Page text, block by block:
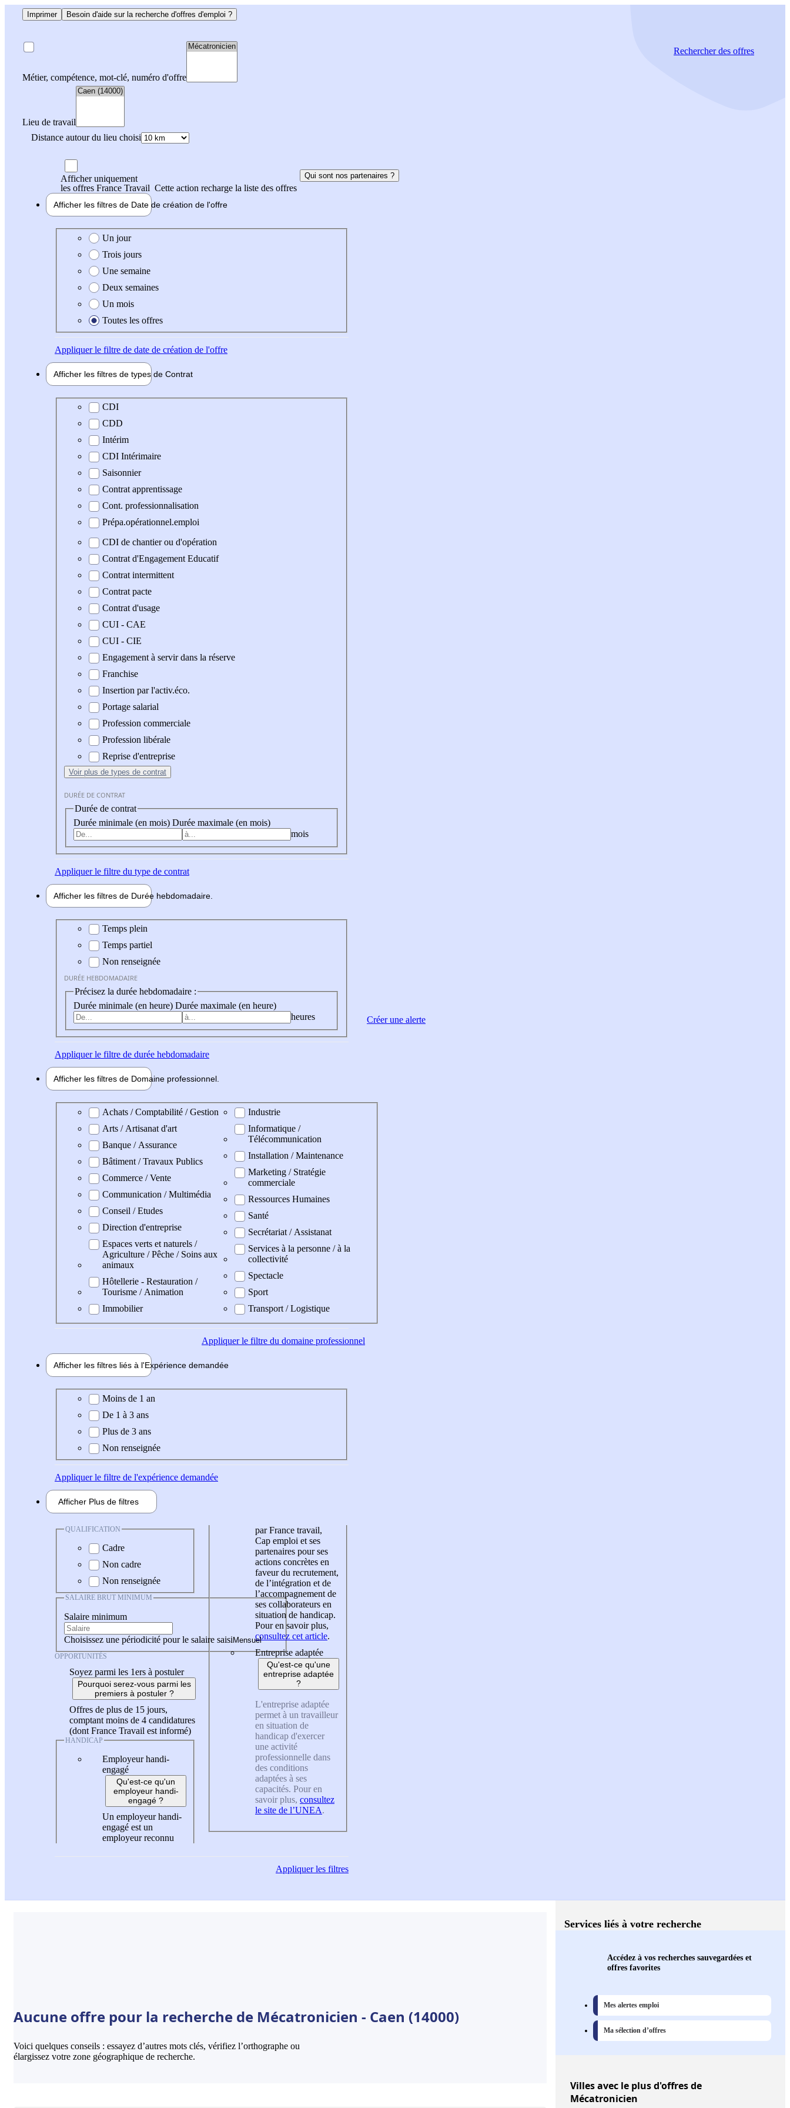
Imprimer Besoin d'aide sur la recherche d'offres d'emploi ?
Métier, compétence, mot-clé, numéro d'offre
Lieu de travail
Distance autour du lieu choisi
Rechercherdes offres
Afficher uniquement
les offres France Travail Cette action recharge la liste des offres
Qui sont nos partenaires ?
Afficher les filtres de Date de création de l'offre
Date de création de l'offre
Un jour
Trois jours
Une semaine
Deux semaines
Un mois
Toutes les offres
Appliquerle filtre de date de création de l'offre
Afficher les filtres de types de Contrat
Type de contrat
CDI
CDD
Intérim
CDI Intérimaire
Saisonnier
Contrat apprentissage
Cont. professionnalisation
Prépa.opérationnel.emploi
CDI de chantier ou d'opération
Contrat d'Engagement Educatif
Contrat intermittent
Contrat pacte
Contrat d'usage
CUI - CAE
CUI - CIE
Engagement à servir dans la réserve
Franchise
Insertion par l'activ.éco.
Portage salarial
Profession commerciale
Profession libérale
Reprise d'entreprise
Voir plus de types de contrat
DURÉE DE CONTRAT
Durée de contrat
Durée minimale (en mois) Durée maximale (en mois)
mois
Appliquerle filtre du type de contrat
Afficher les filtres de Durée hebdomadaire
Durée hebdomadaire
Temps plein
Temps partiel
Non renseignée
DURÉE HEBDOMADAIRE
Précisez la durée hebdomadaire :
Durée minimale (en heure) Durée maximale (en heure)
heures
Appliquerle filtre de durée hebdomadaire
Afficher les filtres de Domaine professionnel
Domaine professionel
Achats / Comptabilité / Gestion
Arts / Artisanat d'art
Banque / Assurance
Bâtiment / Travaux Publics
Commerce / Vente
Communication / Multimédia
Conseil / Etudes
Direction d'entreprise
Espaces verts et naturels /
Agriculture / Pêche / Soins aux
animaux
Hôtellerie - Restauration /
Tourisme / Animation
Immobilier
Industrie
Informatique /
Télécommunication
Installation / Maintenance
Marketing / Stratégie
commerciale
Ressources Humaines
Santé
Secrétariat / Assistanat
Services à la personne / à la
collectivité
Spectacle
Sport
Transport / Logistique
Appliquerle filtre du domaine professionnel
Afficher les filtres liés à l'Expérience demandée
Expérience demandée
Moins de 1 an
De 1 à 3 ans
Plus de 3 ans
Non renseignée
Appliquerle filtre de l'expérience demandée
Afficher Plus de filtres
QUALIFICATION
Cadre
Non cadre
Non renseignée
SALAIRE BRUT MINIMUM
Salaire minimum
Choisissez une périodicité pour le salaire saisi
OPPORTUNITÉS
Soyez parmi les 1ers à postuler
Pourquoi serez-vous parmi les
premiers à postuler ?
Offres de plus de 15 jours,
comptant moins de 4 candidatures
(dont France Travail est informé)
HANDICAP
Employeur handi-
engagé
Qu'est-ce qu'un
employeur handi-
engagé ?
Un employeur handi-
engagé est un
employeur reconnu
par France travail,
Cap emploi et ses
partenaires pour ses
actions concrètes en
faveur du recrutement,
de l’intégration et de
l’accompagnement de
ses collaborateurs en
situation de handicap.
Pour en savoir plus,
consultez cet article.
Entreprise adaptée
Qu'est-ce qu'une
entreprise adaptée
?
L'entreprise adaptée
permet à un travailleur
en situation de
handicap d'exercer
une activité
professionnelle dans
des conditions
adaptées à ses
capacités. Pour en
savoir plus, consultez
le site de l’UNEA.
Appliquerles filtres
Créer une alerte
Aucune offre pour la recherche de Mécatronicien - Caen (14000)
Voici quelques conseils : essayez d’autres mots clés, vérifiez l’orthographe ou
élargissez votre zone géographique de recherche.
Services liés à votre recherche
Accédez à vos recherches sauvegardées et
offres favorites
Mes alertes emploi
Ma sélection d’offres
Villesavec le plus d'offres de
Mécatronicien